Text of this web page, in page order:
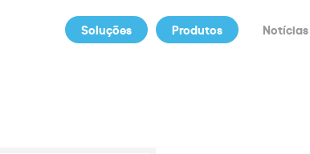
Soluções Produtos Notícias